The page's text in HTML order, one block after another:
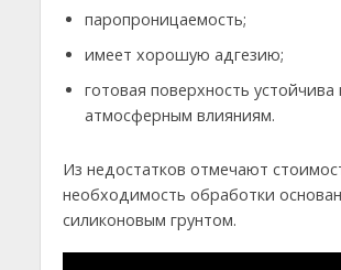
паропроницаемость;
имеет хорошую адгезию;
готовая поверхность устойчива
атмосферным влияниям.
Из недостатков отмечают
необходимость обработки
силиконовым грунтом.